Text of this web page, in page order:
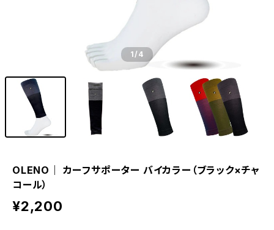
1/4
OLENO｜ カーフサポーター バイカラー（ブラック×チャ
コール）
¥2,200